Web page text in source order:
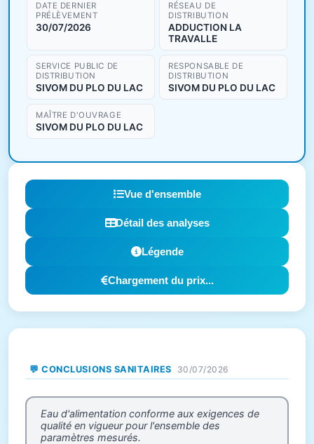
DATE DERNIER
PRÉLÈVEMENT
30/07/2026
RÉSEAU DE
DISTRIBUTION
ADDUCTION LA
TRAVALLE
SERVICE PUBLIC DE
DISTRIBUTION
SIVOM DU PLO DU LAC
RESPONSABLE DE
DISTRIBUTION
SIVOM DU PLO DU LAC
MAÎTRE D'OUVRAGE
SIVOM DU PLO DU LAC
Vue d'ensemble
Détail des analyses
Légende
Chargement du prix...
💬 CONCLUSIONS SANITAIRES 30/07/2026
Eau d'alimentation conforme aux exigences de
qualité en vigueur pour l'ensemble des
paramètres mesurés.